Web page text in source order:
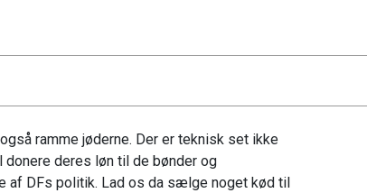
ramme jøderne. Der er teknisk set ikke
deres løn til de bønder og
af DFs politik. Lad os da sælge noget kød til